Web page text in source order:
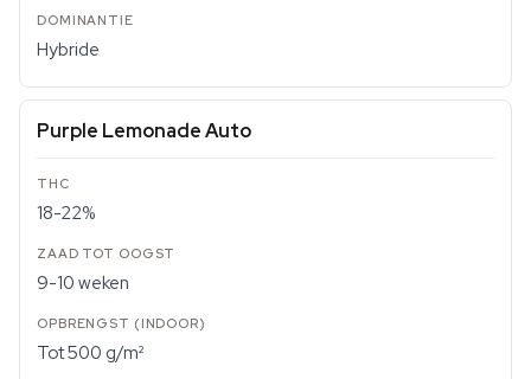
Hybride
Purple Lemonade Auto
18-22%
9-10 weken
Tot 500 g/m²